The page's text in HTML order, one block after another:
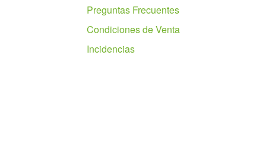
Preguntas Frecuentes
Condiciones de Venta
Incidencias